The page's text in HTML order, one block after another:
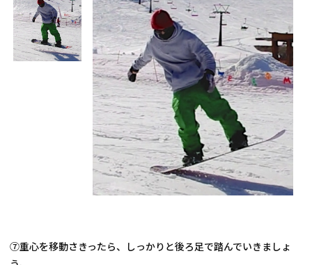
⑦重心を移動さきったら、しっかりと後ろ足で踏んでいきましょ